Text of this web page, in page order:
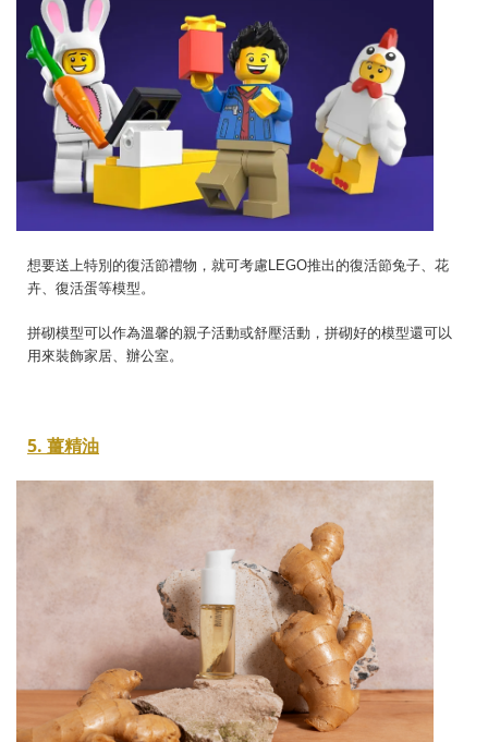
想要送上特別的復活節禮物，就可考慮LEGO推出的復活節兔子、花
卉、復活蛋等模型。
拼砌模型可以作為溫馨的親子活動或舒壓活動，拼砌好的模型還可以
用來裝飾家居、辦公室。
5. 薑精油